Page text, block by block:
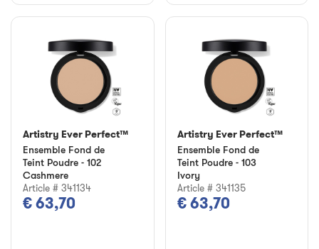
Artistry Ever Perfect™
Ensemble Fond de
Teint Poudre - 102
Cashmere
Article # 341134
€ 63,70
Artistry Ever Perfect™
Ensemble Fond de
Teint Poudre - 103
Ivory
Article # 341135
€ 63,70